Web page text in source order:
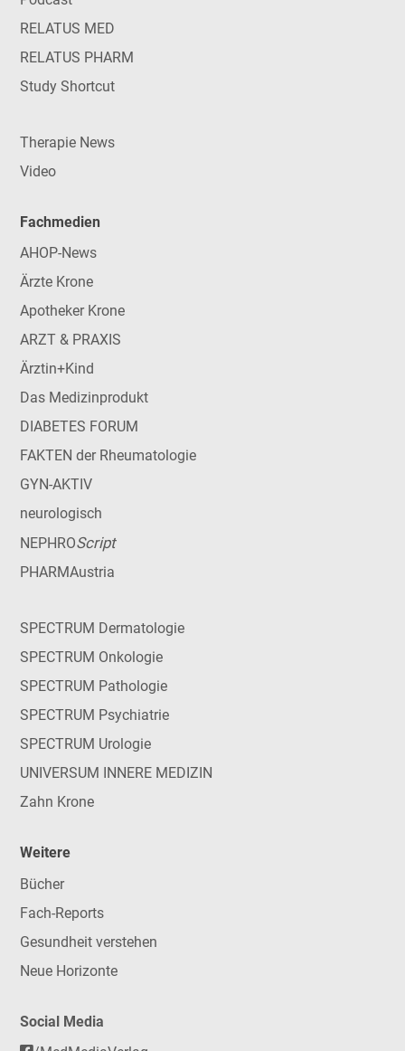
RELATUS MED
RELATUS PHARM
Study Shortcut
Therapie News
Video
Fachmedien
AHOP-News
Ärzte Krone
Apotheker Krone
ARZT & PRAXIS
Ärztin+Kind
Das Medizinprodukt
DIABETES FORUM
FAKTEN der Rheumatologie
GYN-AKTIV
neurologisch
NEPHROScript
PHARMAustria
SPECTRUM Dermatologie
SPECTRUM Onkologie
SPECTRUM Pathologie
SPECTRUM Psychiatrie
SPECTRUM Urologie
UNIVERSUM INNERE MEDIZIN
Zahn Krone
Weitere
Bücher
Fach-Reports
Gesundheit verstehen
Neue Horizonte
Social Media